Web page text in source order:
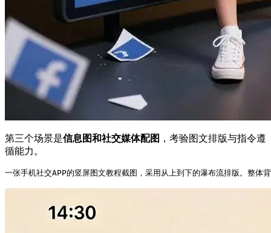
第三个场景是信息图和社交媒体配图 ，考验图文排版与指令遵
循能力。
一张手机社交APP的竖屏图文教程截图，采用从上到下的瀑布流排版。整体